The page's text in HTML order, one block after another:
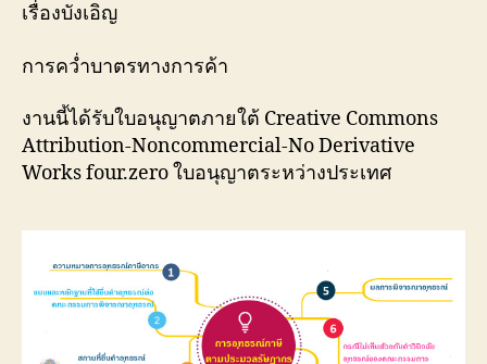
เรื่องบังเอิญ
การคว่ำบาตรทางการค้า
งานนี้ได้รับใบอนุญาตภายใต้ Creative Commons
Attribution-Noncommercial-No Derivative
Works four.zero ใบอนุญาตระหว่างประเทศ